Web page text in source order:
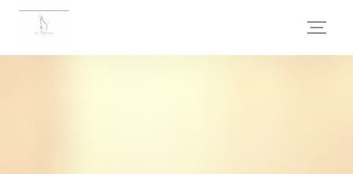
Personnalisation de vos choix en matière de cookies